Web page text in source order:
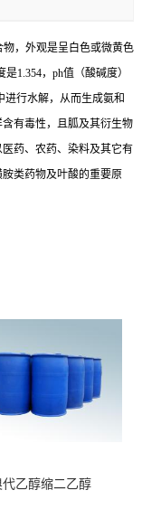
，外观是呈白色或微黄色
1.354，ph值（酸碱度）
进行水解，从而生成氨和
有毒性，且胍及其衍生物
药、农药、染料及其它有
类药物及叶酸的重要原
代乙醇缩二乙醇